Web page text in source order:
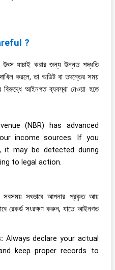
?
যাচাই করার জন্য উন্নত পদ্ধতি
করলে, তা অডিট বা তদন্তের সময়
আইনগত ব্যবস্থা নেওয়া হতে
(NBR) has advanced
income sources. If you
may be detected during
to legal action.
সবসময় সৎভাবে আপনার প্রকৃত আয়
রেকর্ড সংরক্ষণ করুন, যাতে আইনগত
Always declare your actual
keep proper records to